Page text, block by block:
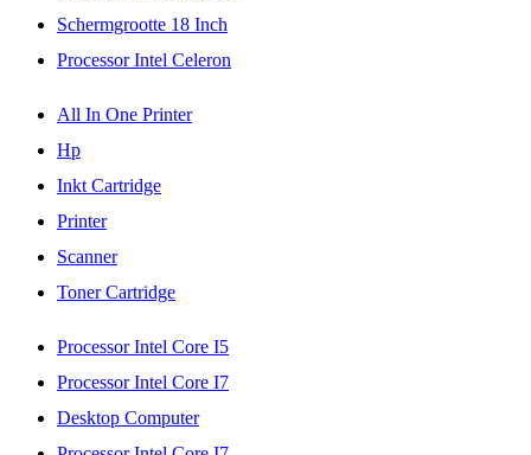
Schermgrootte 18 Inch
Processor Intel Celeron
All In One Printer
Hp
Inkt Cartridge
Printer
Scanner
Toner Cartridge
Processor Intel Core I5
Processor Intel Core I7
Desktop Computer